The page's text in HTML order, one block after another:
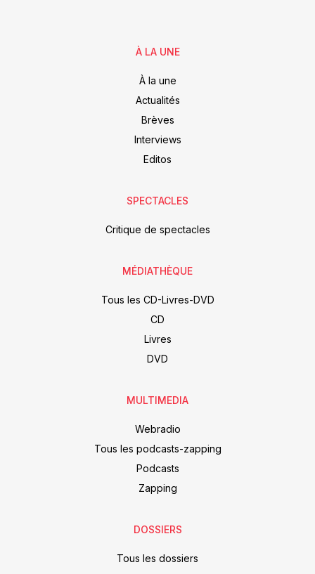
À LA UNE
À la une
Actualités
Brèves
Interviews
Editos
SPECTACLES
Critique de spectacles
MÉDIATHÈQUE
Tous les CD-Livres-DVD
CD
Livres
DVD
MULTIMEDIA
Webradio
Tous les podcasts-zapping
Podcasts
Zapping
DOSSIERS
Tous les dossiers